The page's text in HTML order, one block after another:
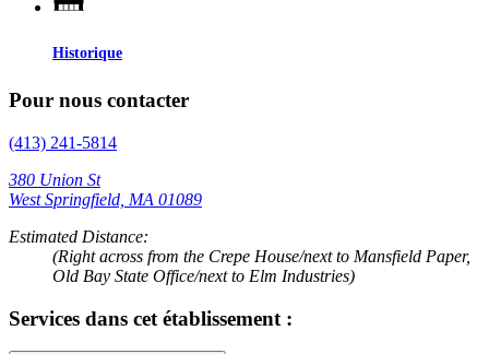
Historique
Pour nous contacter
(413) 241-5814
380 Union St
West Springfield, MA 01089
Estimated Distance:
(Right across from the Crepe House/next to Mansfield Paper,
Old Bay State Office/next to Elm Industries)
Services dans cet établissement :